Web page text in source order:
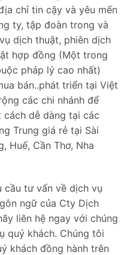
chỉ tin cậy và yêu mến
ty, tập đoàn trong và
dịch thuật, phiên dịch
hợp đồng (Một trong
pháp lý cao nhất)
bán..phát triển tại Việt
các chi nhánh để
cách dễ dàng tại các
Trung giá rẻ tại Sài
Huế, Cần Thơ, Nha
cầu tư vấn về dịch vụ
ngữ của Cty Dịch
liên hệ ngay với chúng
quý khách. Chúng tôi
khách đồng hành trên